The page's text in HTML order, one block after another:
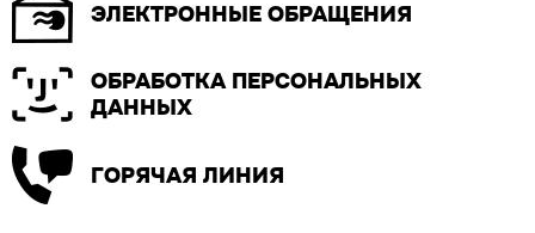
ЭЛЕКТРОННЫЕ ОБРАЩЕНИЯ
ОБРАБОТКА ПЕРСОНАЛЬНЫХ
ДАННЫХ
ГОРЯЧАЯ ЛИНИЯ